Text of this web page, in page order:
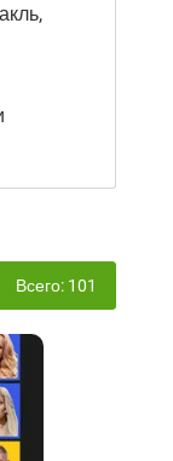
Всего: 101